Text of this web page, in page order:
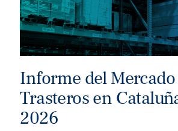
Informe del
Trasteros en
2026